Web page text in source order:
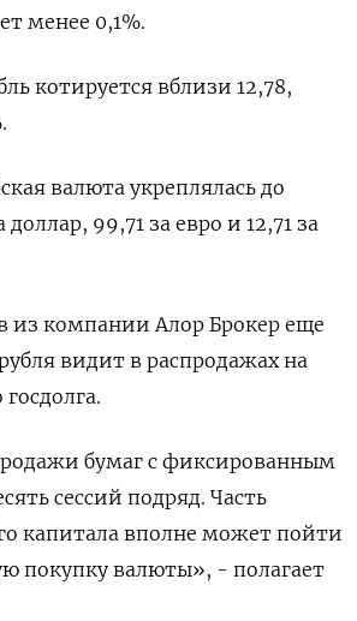
менее 0,1%.
котируется вблизи 12,78,
валюта укреплялась до
99,71 за евро и 12,71 за
из компании Алор Брокер еще
видит в распродажах на
бумаг с фиксированным
сессий подряд. Часть
капитала вполне может пойти
покупку валюты», - полагает